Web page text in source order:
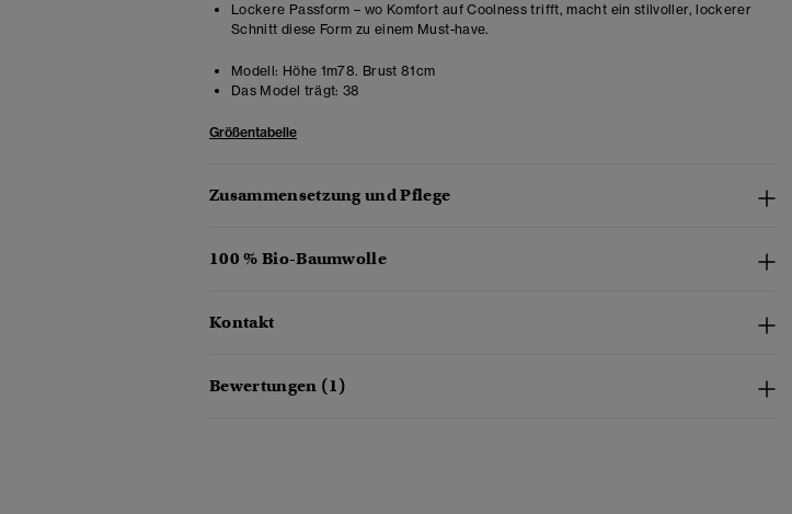
Lockere Passform – wo Komfort auf Coolness trifft, macht ein stilvoller, lockerer
Schnitt diese Form zu einem Must-have.
Modell: Höhe 1m78. Brust 81cm
Das Model trägt: 38
Größentabelle
Zusammensetzung und Pflege
100 % Bio-Baumwolle
Kontakt
Bewertungen (1)